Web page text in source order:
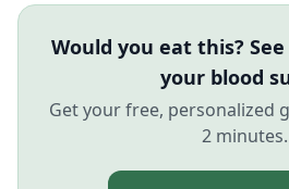
Would you eat this?
your blood
Get your free, personalized
2 minutes.